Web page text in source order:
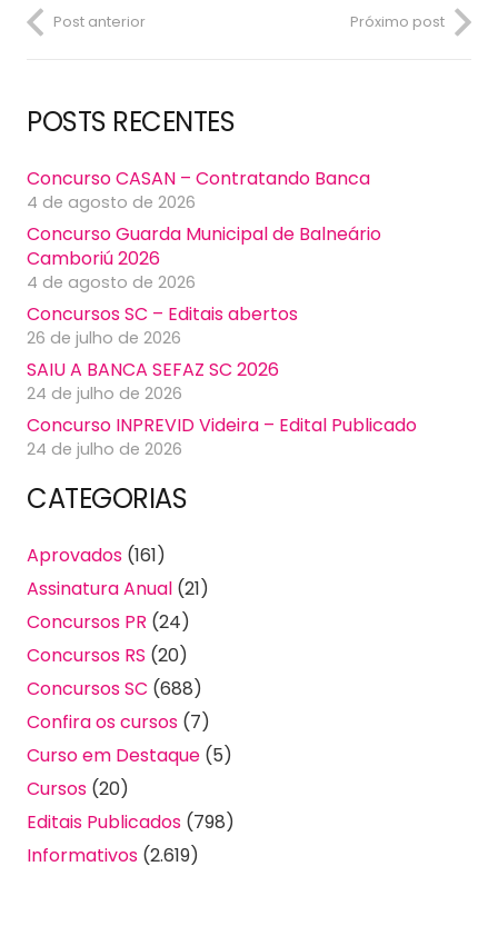
Post anterior Próximo post
POSTS RECENTES
Concurso CASAN – Contratando Banca
4 de agosto de 2026
Concurso Guarda Municipal de Balneário
Camboriú 2026
4 de agosto de 2026
Concursos SC – Editais abertos
26 de julho de 2026
SAIU A BANCA SEFAZ SC 2026
24 de julho de 2026
Concurso INPREVID Videira – Edital Publicado
24 de julho de 2026
CATEGORIAS
Aprovados (161)
Assinatura Anual (21)
Concursos PR (24)
Concursos RS (20)
Concursos SC (688)
Confira os cursos (7)
Curso em Destaque (5)
Cursos (20)
Editais Publicados (798)
Informativos (2.619)